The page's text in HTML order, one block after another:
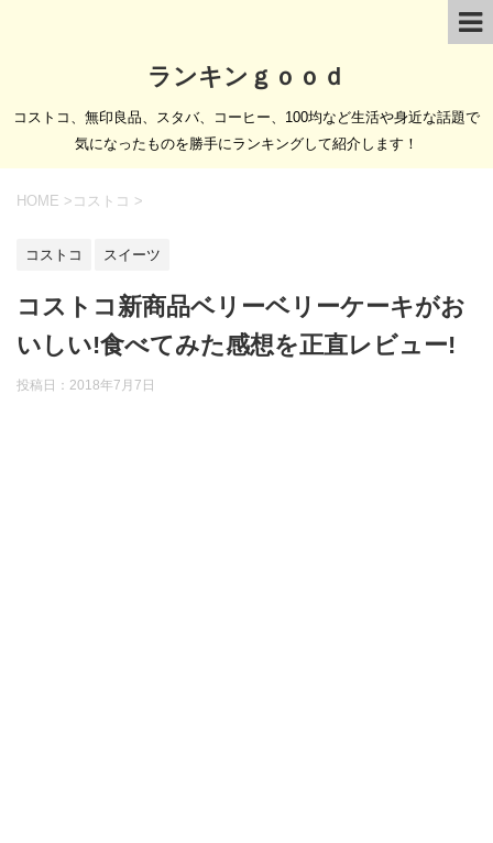
ランキンｇｏｏｄ
コストコ、無印良品、スタバ、コーヒー、100均など生活や身近な話題で
気になったものを勝手にランキングして紹介します！
HOME > コストコ >
コストコ スイーツ
コストコ新商品ベリーベリーケーキがお
いしい!食べてみた感想を正直レビュー!
投稿日： 2018年7月7日